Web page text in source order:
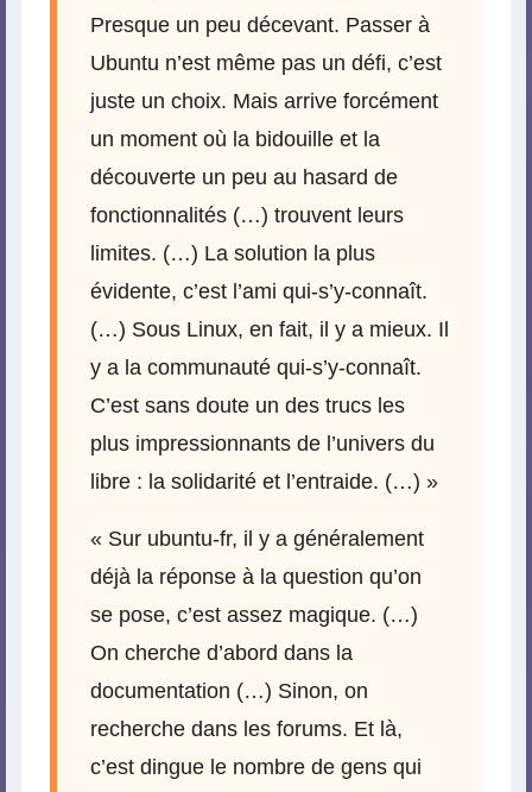
Presque un peu décevant. Passer à
Ubuntu n’est même pas un défi, c’est
juste un choix. Mais arrive forcément
un moment où la bidouille et la
découverte un peu au hasard de
fonctionnalités (…) trouvent leurs
limites. (…) La solution la plus
évidente, c’est l’ami qui-s’y-connaît.
(…) Sous Linux, en fait, il y a mieux. Il
y a la communauté qui-s’y-connaît.
C’est sans doute un des trucs les
plus impressionnants de l’univers du
libre : la solidarité et l’entraide. (…) »
« Sur ubuntu-fr, il y a généralement
déjà la réponse à la question qu’on
se pose, c’est assez magique. (…)
On cherche d’abord dans la
documentation (…) Sinon, on
recherche dans les forums. Et là,
c’est dingue le nombre de gens qui